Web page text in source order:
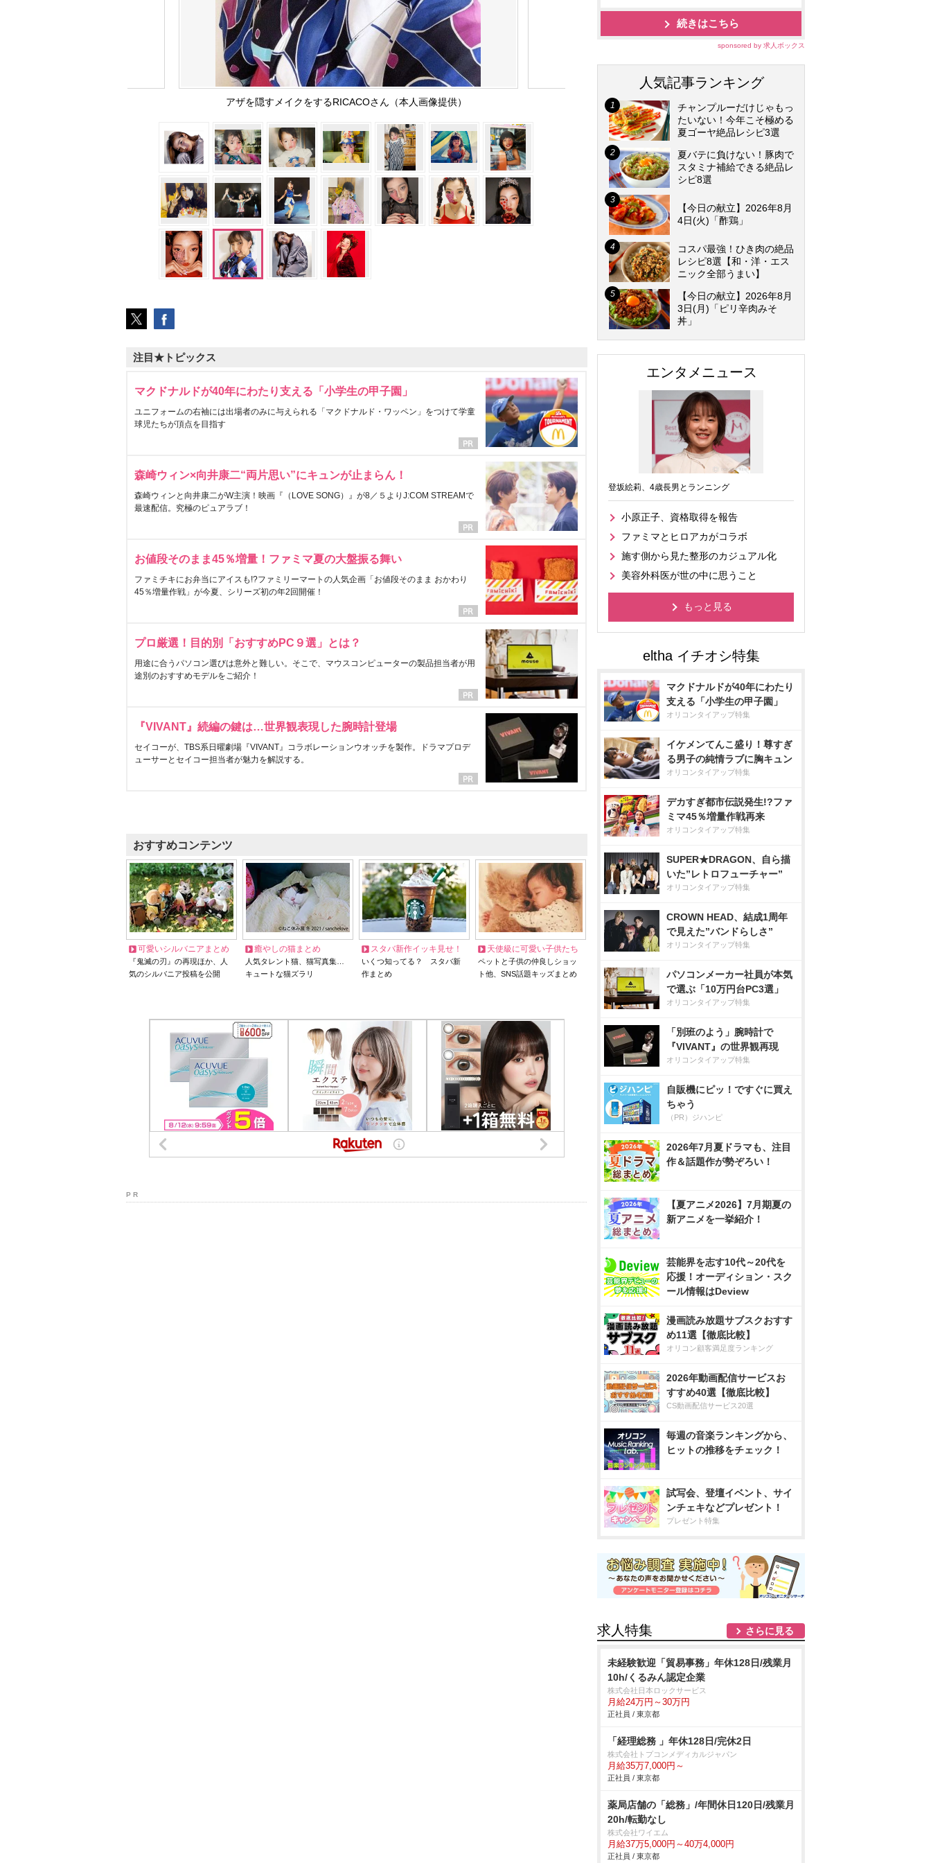
アザを隠すメイクをするRICACOさん（本人画像提供）
注目★トピックス
マクドナルドが40年にわたり支える「小学生の甲子園」
ユニフォームの右袖には出場者のみに与えられる「マクドナルド・ワッペン」をつけて学童
球児たちが頂点を目指す
森崎ウィン×向井康二“両片思い”にキュンが止まらん！
森崎ウィンと向井康二がW主演！映画『（LOVE SONG）』が8／５よりJ:COM STREAMで
最速配信。究極のピュアラブ！
お値段そのまま45％増量！ファミマ夏の大盤振る舞い
ファミチキにお弁当にアイスも!?ファミリーマートの人気企画「お値段そのまま おかわり
45％増量作戦」が今夏、シリーズ初の年2回開催！
プロ厳選！目的別「おすすめPC９選」とは？
用途に合うパソコン選びは意外と難しい。そこで、マウスコンピューターの製品担当者が用
途別のおすすめモデルをご紹介！
『VIVANT』続編の鍵は…世界観表現した腕時計登場
セイコーが、TBS系日曜劇場『VIVANT』コラボレーションウオッチを製作。ドラマプロデ
ューサーとセイコー担当者が魅力を解説する。
おすすめコンテンツ
可愛いシルバニアまとめ
『鬼滅の刃』の再現ほか、人
気のシルバニア投稿を公開
癒やしの猫まとめ
人気タレント猫、猫写真集…
キュートな猫ズラリ
スタバ新作イッキ見せ！
いくつ知ってる？ スタバ新
作まとめ
天使級に可愛い子供たち
ペットと子供の仲良しショッ
ト他、SNS話題キッズまとめ
P R
続きはこちら
sponsored by 求人ボックス
人気記事ランキング
チャンプルーだけじゃもっ
たいない！今年こそ極める
夏ゴーヤ絶品レシピ3選
夏バテに負けない！豚肉で
スタミナ補給できる絶品レ
シピ8選
【今日の献立】2026年8月
4日(火)「酢鶏」
コスパ最強！ひき肉の絶品
レシピ8選【和・洋・エス
ニック全部うまい】
【今日の献立】2026年8月
3日(月)「ピリ辛肉みそ
丼」
エンタメニュース
登坂絵莉、4歳長男とランニング
小原正子、資格取得を報告
ファミマとヒロアカがコラボ
施す側から見た整形のカジュアル化
美容外科医が世の中に思うこと
もっと見る
マクドナルドが40年にわたり
支える「小学生の甲子園」
オリコンタイアップ特集
イケメンてんこ盛り！尊すぎ
る男子の純情ラブに胸キュン
オリコンタイアップ特集
デカすぎ都市伝説発生!?ファ
ミマ45％増量作戦再来
オリコンタイアップ特集
SUPER★DRAGON、自ら描
いた”レトロフューチャー”
オリコンタイアップ特集
CROWN HEAD、結成1周年
で見えた”バンドらしさ”
オリコンタイアップ特集
パソコンメーカー社員が本気
で選ぶ「10万円台PC3選」
オリコンタイアップ特集
「別班のよう」腕時計で
『VIVANT』の世界観再現
オリコンタイアップ特集
自販機にピッ！ですぐに買え
ちゃう
（PR）ジハンピ
2026年7月夏ドラマも、注目
作＆話題作が勢ぞろい！
【夏アニメ2026】7月期夏の
新アニメを一挙紹介！
芸能界を志す10代～20代を
応援！オーディション・スク
ール情報はDeview
漫画読み放題サブスクおすす
め11選【徹底比較】
オリコン顧客満足度ランキング
2026年動画配信サービスお
すすめ40選【徹底比較】
CS動画配信サービス20選
毎週の音楽ランキングから、
ヒットの推移をチェック！
試写会、登壇イベント、サイ
ンチェキなどプレゼント！
プレゼント特集
求人特集 さらに見る
未経験歓迎「貿易事務」年休128日/残業月
10h/くるみん認定企業
株式会社日本ロックサービス
月給24万円～30万円
正社員 / 東京都
「経理総務 」年休128日/完休2日
株式会社トプコンメディカルジャパン
月給35万7,000円～
正社員 / 東京都
薬局店舗の「総務」/年間休日120日/残業月
20h/転勤なし
株式会社ワイエム
月給37万5,000円～40万4,000円
正社員 / 東京都